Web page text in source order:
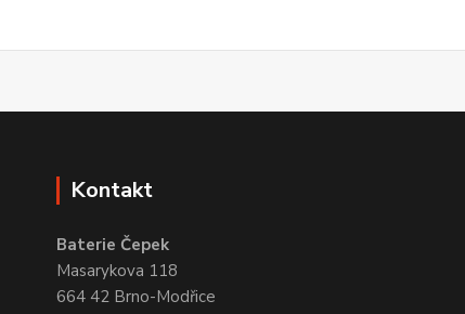
Kontakt
Baterie Čepek
Masarykova 118
664 42 Brno-Modřice